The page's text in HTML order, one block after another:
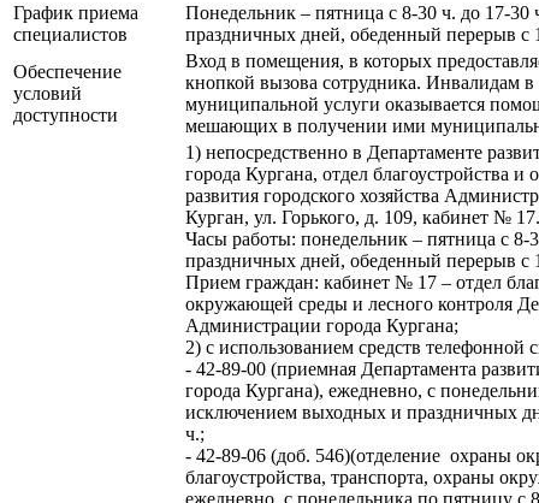
График приема
специалистов
Понедельник – пятница с 8-30 ч. до 17-
праздничных дней, обеденный перерыв с
Обеспечение
условий
доступности
Вход в помещения, в которых
кнопкой вызова сотрудника. Инвалидам в
муниципальной услуги оказывается
мешающих в получении ими
1) непосредственно в Департаменте
города Кургана, отдел благоустройства
развития городского хозяйства
Курган, ул. Горького, д. 109, кабинет № 17.
Часы работы: понедельник – пятница с
праздничных дней, обеденный перерыв с
Прием граждан: кабинет № 17 – отдел
окружающей среды и лесного контроля
Администрации города Кургана;
2) с использованием средств телефонной
- 42-89-00 (приемная Департамента
города Кургана), ежедневно, с
исключением выходных и праздничных
ч.;
- 42-89-06 (доб. 546)(отделение охраны
благоустройства, транспорта, охраны
ежедневно, с понедельника по пятницу с